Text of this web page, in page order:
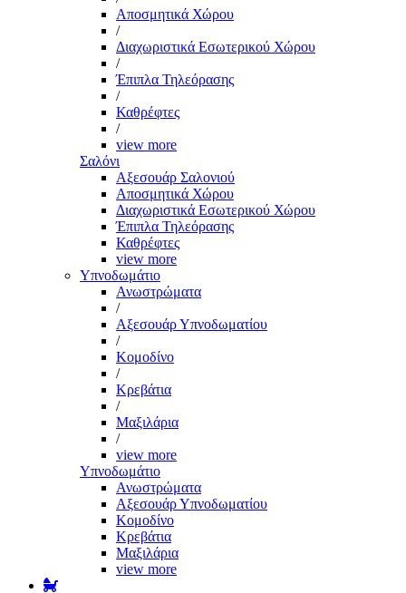
Αποσμητικά Χώρου
/
Διαχωριστικά Εσωτερικού Χώρου
/
Έπιπλα Τηλεόρασης
/
Καθρέφτες
/
view more
Σαλόνι
Αξεσουάρ Σαλονιού
Αποσμητικά Χώρου
Διαχωριστικά Εσωτερικού Χώρου
Έπιπλα Τηλεόρασης
Καθρέφτες
view more
Υπνοδωμάτιο
Ανωστρώματα
/
Αξεσουάρ Υπνοδωματίου
/
Κομοδίνο
/
Κρεβάτια
/
Μαξιλάρια
/
view more
Υπνοδωμάτιο
Ανωστρώματα
Αξεσουάρ Υπνοδωματίου
Κομοδίνο
Κρεβάτια
Μαξιλάρια
view more